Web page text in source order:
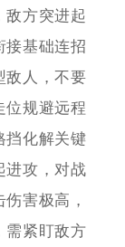
敌方突进起
接基础连招
敌人，不要
位规避远程
挡化解关键
进攻，对战
害极高，
需紧盯敌方